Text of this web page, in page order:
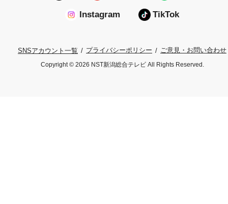
Instagram TikTok
SNSアカウント一覧 プライバシーポリシー ご意見・お問い合わせ
Copyright © 2026 NST新潟総合テレビ All Rights Reserved.